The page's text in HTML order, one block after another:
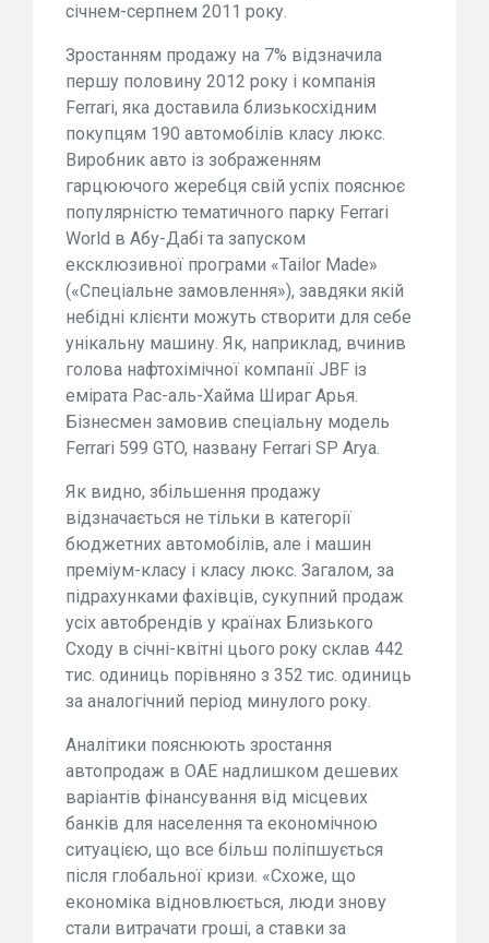
січнем-серпнем 2011 року.
Зростанням продажу на 7% відзначила
першу половину 2012 року і компанія
Ferrari, яка доставила близькосхідним
покупцям 190 автомобілів класу люкс.
Виробник авто із зображенням
гарцюючого жеребця свій успіх пояснює
популярністю тематичного парку Ferrari
World в Абу-Дабі та запуском
ексклюзивної програми «Tailor Made»
(«Спеціальне замовлення»), завдяки якій
небідні клієнти можуть створити для себе
унікальну машину. Як, наприклад, вчинив
голова нафтохімічної компанії JBF із
емірата Рас-аль-Хайма Шираг Арья.
Бізнесмен замовив спеціальну модель
Ferrari 599 GTO, названу Ferrari SP Arya.
Як видно, збільшення продажу
відзначається не тільки в категорії
бюджетних автомобілів, але і машин
преміум-класу і класу люкс. Загалом, за
підрахунками фахівців, сукупний продаж
усіх автобрендів у країнах Близького
Сходу в січні-квітні цього року склав 442
тис. одиниць порівняно з 352 тис. одиниць
за аналогічний період минулого року.
Аналітики пояснюють зростання
автопродаж в ОАЕ надлишком дешевих
варіантів фінансування від місцевих
банків для населення та економічною
ситуацією, що все більш поліпшується
після глобальної кризи. «Схоже, що
економіка відновлюється, люди знову
стали витрачати гроші, а ставки за